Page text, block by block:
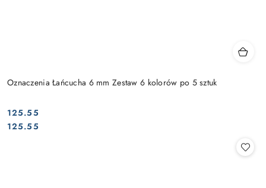
Oznaczenia Łańcucha 6 mm Zestaw 6 kolorów po 5 sztuk
Cena:
125.55
Cena:
125.55